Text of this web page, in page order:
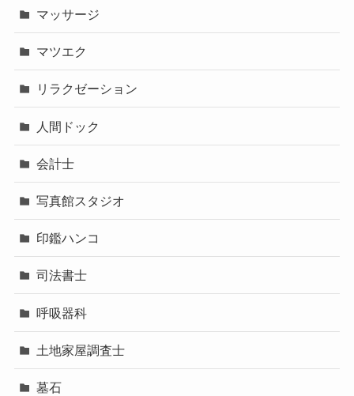
マッサージ
マツエク
リラクゼーション
人間ドック
会計士
写真館スタジオ
印鑑ハンコ
司法書士
呼吸器科
土地家屋調査士
墓石